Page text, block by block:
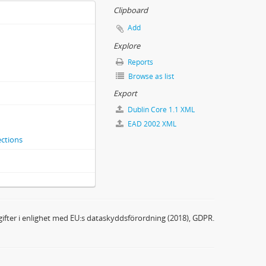
gift Brolin (1770-1847).
af J. Flodmark.
första gången den 10 november 1791. Af Elis Schröderheim.
ou La double Metamorphose. Uppförd första gången uppå nya Svenska theatren i Stockholm Maji 1787. Originalet... finnes i K. Teaterns bibliotek.
1859) uppgivet av hans änka Anna Christina, född Flodmark.
Clipboard
Add
Explore
Reports
Browse as list
Export
Dublin Core 1.1 XML
EAD 2002 XML
i enlighet med EU:s dataskyddsförordning (2018), GDPR.